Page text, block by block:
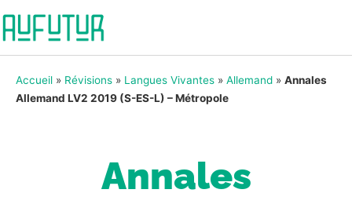
Accueil » Révisions » Langues Vivantes » Allemand » Annales
Allemand LV2 2019 (S-ES-L) – Métropole
Annales